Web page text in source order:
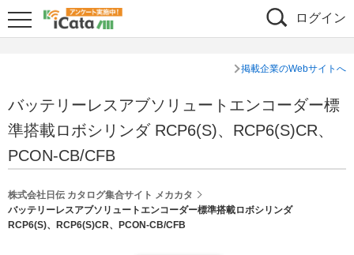
ログイン
掲載企業のWebサイトへ
バッテリーレスアブソリュートエンコーダー標
準搭載ロボシリンダ RCP6(S)、RCP6(S)CR、
PCON-CB/CFB
株式会社日伝 カタログ集合サイト メカカタ
バッテリーレスアブソリュートエンコーダー標準搭載ロボシリンダ
RCP6(S)、RCP6(S)CR、PCON-CB/CFB